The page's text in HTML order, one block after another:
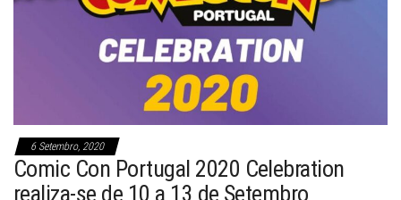
6 Setembro, 2020
Comic Con Portugal 2020 Celebration
realiza-se de 10 a 13 de Setembro